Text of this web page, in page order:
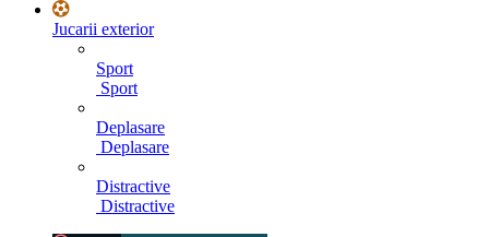
Jucarii exterior
Sport
Sport
Deplasare
Deplasare
Distractive
Distractive